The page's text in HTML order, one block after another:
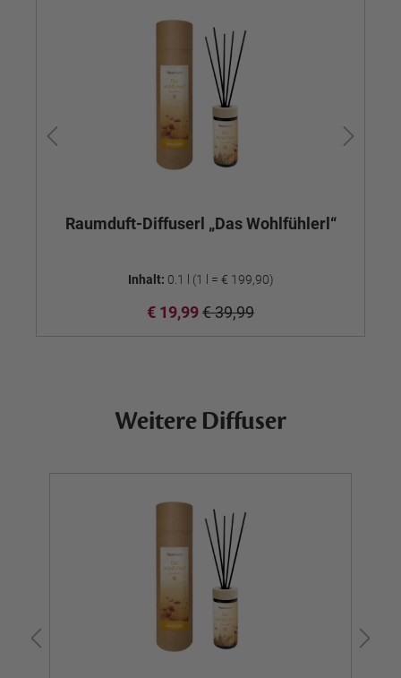
Raumduft-Diffuserl „Das Wohlfühlerl“
Inhalt: 0.1 l (1 l = € 199,90)
€ 19,99€ 39,99
Weitere Diffuser